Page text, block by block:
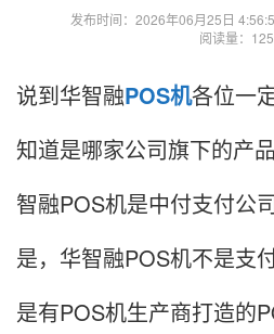
发布时间：2026年06月25日
阅读量：
说到华智融POS机各位一
知道是哪家公司旗下的产
智融POS机是中付支付公
是，华智融POS机不是支
是有POS机生产商打造的